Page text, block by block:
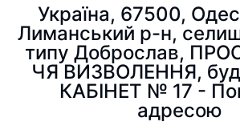
Україна, 67500,
Лиманський р-н,
типу Доброслав,
ЧЯ ВИЗВОЛЕННЯ,
КАБІНЕТ № 17 -
адресою